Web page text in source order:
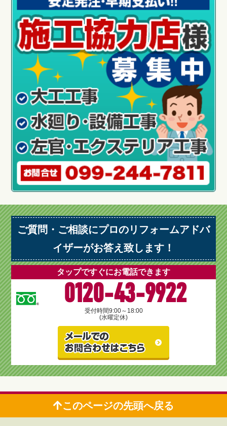
ご質問・ご相談にプロのリフォームアドバ
イザーがお答え致します！
タップですぐにお電話できます
0120-43-9922
受付時間9:00～18:00
(水曜定休)
このページの先頭へ戻る